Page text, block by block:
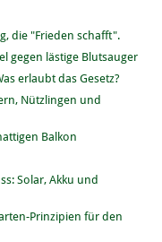
die "Frieden schafft".
gegen lästige Blutsauger
erlaubt das Gesetz?
Nützlingen und
Balkon
Solar, Akku und
Prinzipien für den